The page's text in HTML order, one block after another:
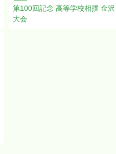
第100回記念 高等学校相撲 金沢
大会